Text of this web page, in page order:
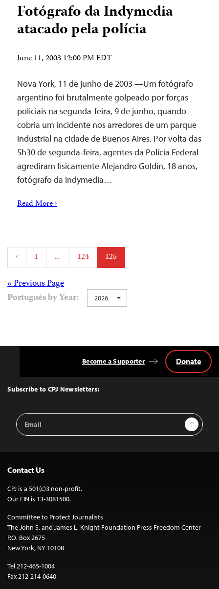
Fotógrafo da Indymedia
atacado pela polícia
June 11, 2003 12:00 PM EDT
Nova York, 11 de junho de 2003 —Um fotógrafo
argentino foi brutalmente golpeado por forças
policiais na segunda-feira, 9 de junho, quando
cobria um incidente nos arredores de um parque
industrial na cidade de Buenos Aires. Por volta das
5h30 de segunda-feira, agentes da Polícia Federal
agrediram fisicamente Alejandro Goldín, 18 anos,
fotógrafo da Indymedia…
Read More ›
Posts
pagination
‹ 1 … 124 125
Posts
navigation
« Previous Page
Português by Year:
2026
Top
Subscribe to CPJ Newsletters:
Email
Address
Sign Up
Become a Supporter Donate
Contact Us
CPJ is a 501(c)3 non-profit.
Our EIN is 13-3081500.
Committee to Protect Journalists
The John S. and James L. Knight Foundation Press Freedom Center
P.O. Box 2675
New York, NY 10108
Tel 212-465-1004
Fax 212-214-0640